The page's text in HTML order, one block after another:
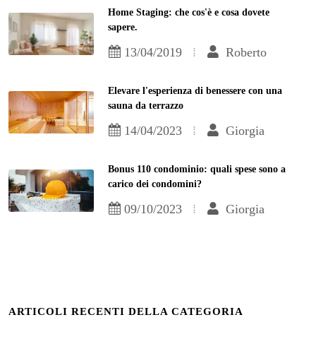
Home Staging: che cos'è e cosa dovete
sapere.
13/04/2019 Roberto
Elevare l'esperienza di benessere con una
sauna da terrazzo
14/04/2023 Giorgia
Bonus 110 condominio: quali spese sono a
carico dei condomini?
09/10/2023 Giorgia
ARTICOLI RECENTI DELLA CATEGORIA